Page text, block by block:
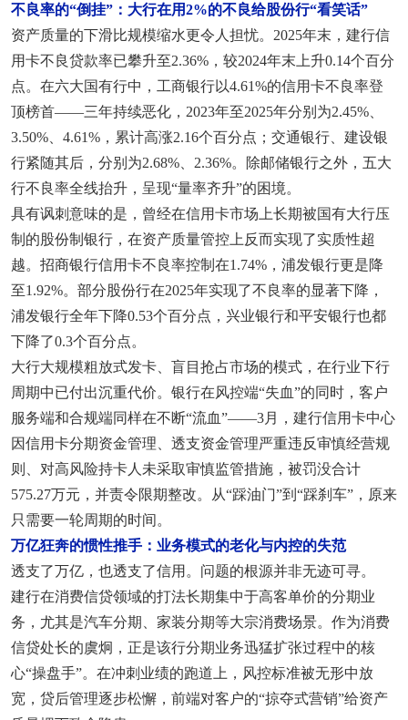
不良率的“倒挂”：大行在用2%的不良给股份行“看笑话”
资产质量的下滑比规模缩水更令人担忧。2025年末，建行信
用卡不良贷款率已攀升至2.36%，较2024年末上升0.14个百分
点。在六大国有行中，工商银行以4.61%的信用卡不良率登
顶榜首——三年持续恶化，2023年至2025年分别为2.45%、
3.50%、4.61%，累计高涨2.16个百分点；交通银行、建设银
行紧随其后，分别为2.68%、2.36%。除邮储银行之外，五大
行不良率全线抬升，呈现“量率齐升”的困境。
具有讽刺意味的是，曾经在信用卡市场上长期被国有大行压
制的股份制银行，在资产质量管控上反而实现了实质性超
越。招商银行信用卡不良率控制在1.74%，浦发银行更是降
至1.92%。部分股份行在2025年实现了不良率的显著下降，
浦发银行全年下降0.53个百分点，兴业银行和平安银行也都
下降了0.3个百分点。
大行大规模粗放式发卡、盲目抢占市场的模式，在行业下行
周期中已付出沉重代价。银行在风控端“失血”的同时，客户
服务端和合规端同样在不断“流血”——3月，建行信用卡中心
因信用卡分期资金管理、透支资金管理严重违反审慎经营规
则、对高风险持卡人未采取审慎监管措施，被罚没合计
575.27万元，并责令限期整改。从“踩油门”到“踩刹车”，原来
只需要一轮周期的时间。
万亿狂奔的惯性推手：业务模式的老化与内控的失范
透支了万亿，也透支了信用。问题的根源并非无迹可寻。
建行在消费信贷领域的打法长期集中于高客单价的分期业
务，尤其是汽车分期、家装分期等大宗消费场景。作为消费
信贷处长的虞炯，正是该行分期业务迅猛扩张过程中的核
心“操盘手”。在冲刺业绩的跑道上，风控标准被无形中放
宽，贷后管理逐步松懈，前端对客户的“掠夺式营销”给资产